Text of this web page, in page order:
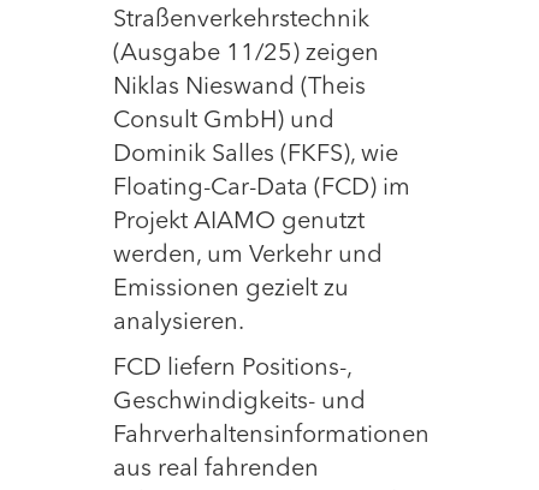
Straßenverkehrstechnik
(Ausgabe 11/25) zeigen
Niklas Nieswand (Theis
Consult GmbH) und
Dominik Salles (FKFS), wie
Floating-Car-Data (FCD) im
Projekt AIAMO genutzt
werden, um Verkehr und
Emissionen gezielt zu
analysieren.
FCD liefern Positions-,
Geschwindigkeits- und
Fahrverhaltensinformationen
aus real fahrenden